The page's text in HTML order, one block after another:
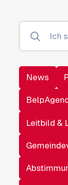
News
Leitbild &